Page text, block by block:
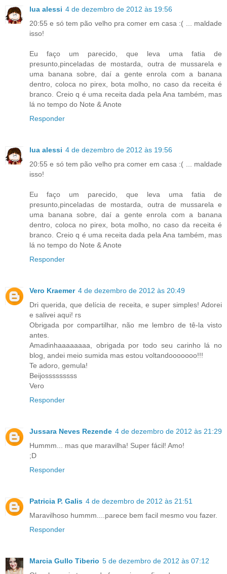
lua alessi 4 de dezembro de 2012 às 19:56
20:55 e só tem pão velho pra comer em casa :( ... maldade
isso!
Eu faço um parecido, que leva uma fatia de
presunto,pinceladas de mostarda, outra de mussarela e
uma banana sobre, daí a gente enrola com a banana
dentro, coloca no pirex, bota molho, no caso da receita é
branco. Creio q é uma receita dada pela Ana também, mas
lá no tempo do Note & Anote
Responder
lua alessi 4 de dezembro de 2012 às 19:56
20:55 e só tem pão velho pra comer em casa :( ... maldade
isso!
Eu faço um parecido, que leva uma fatia de
presunto,pinceladas de mostarda, outra de mussarela e
uma banana sobre, daí a gente enrola com a banana
dentro, coloca no pirex, bota molho, no caso da receita é
branco. Creio q é uma receita dada pela Ana também, mas
lá no tempo do Note & Anote
Responder
Vero Kraemer 4 de dezembro de 2012 às 20:49
Dri querida, que delícia de receita, e super simples! Adorei
e salivei aqui! rs
Obrigada por compartilhar, não me lembro de tê-la visto
antes.
Amadinhaaaaaaaa, obrigada por todo seu carinho lá no
blog, andei meio sumida mas estou voltandooooooo!!!
Te adoro, gemula!
Beijosssssssss
Vero
Responder
Jussara Neves Rezende 4 de dezembro de 2012 às 21:29
Hummm... mas que maravilha! Super fácil! Amo!
;D
Responder
Patricia P. Galis 4 de dezembro de 2012 às 21:51
Maravilhoso hummm....parece bem facil mesmo vou fazer.
Responder
Marcia Gullo Tiberio 5 de dezembro de 2012 às 07:12